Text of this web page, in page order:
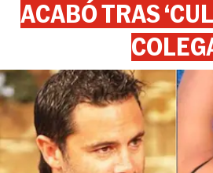
ACABÓ TRAS